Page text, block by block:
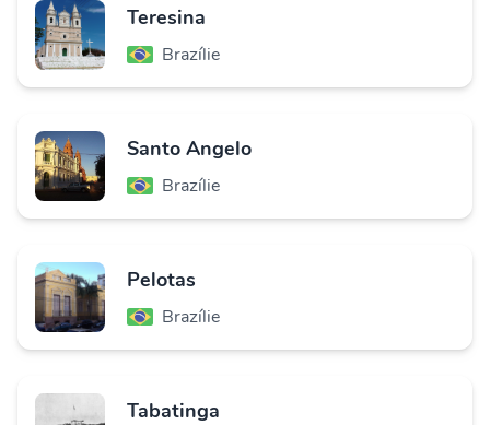
Teresina
Brazílie
Santo Angelo
Brazílie
Pelotas
Brazílie
Tabatinga